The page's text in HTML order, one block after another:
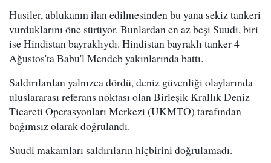
Husiler, ablukanın ilan edilmesinden bu yana sekiz tankeri
vurduklarını öne sürüyor. Bunlardan en az beşi Suudi, biri
ise Hindistan bayraklıydı. Hindistan bayraklı tanker 4
Ağustos'ta Babu'l Mendeb yakınlarında battı.
Saldırılardan yalnızca dördü, deniz güvenliği olaylarında
uluslararası referans noktası olan Birleşik Krallık Deniz
Ticareti Operasyonları Merkezi (UKMTO) tarafından
bağımsız olarak doğrulandı.
Suudi makamları saldırıların hiçbirini doğrulamadı.